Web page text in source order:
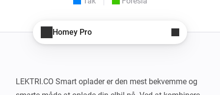
Homey Pro
LEKTRI.CO Smart oplader er den mest bekvemme og